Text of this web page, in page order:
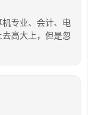
专业、会计、电
高大上，但是忽